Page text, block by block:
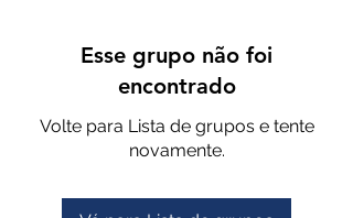
Esse grupo não foi
encontrado
Volte para Lista de grupos e tente
novamente.